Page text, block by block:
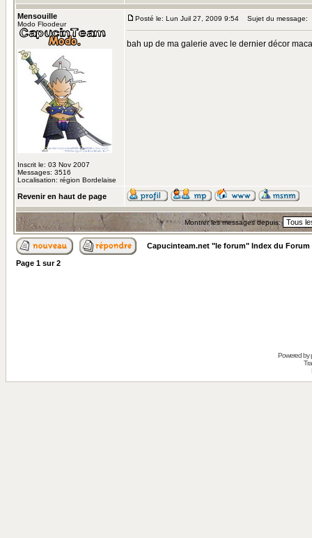
Mensouille
Modo Floodeur
Inscrit le: 03 Nov 2007
Messages: 3516
Localisation: région Bordelaise
Posté le: Lun Juil 27, 2009 9:54 Sujet du message:
bah up de ma galerie avec le dernier décor
Revenir en haut de page
Montrer les messages depuis:
Capucinteam.net "le forum" Index du Forum
Page 1 sur2
Powered by